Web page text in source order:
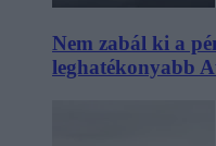
Nem zabál ki a
leghatékonyabb